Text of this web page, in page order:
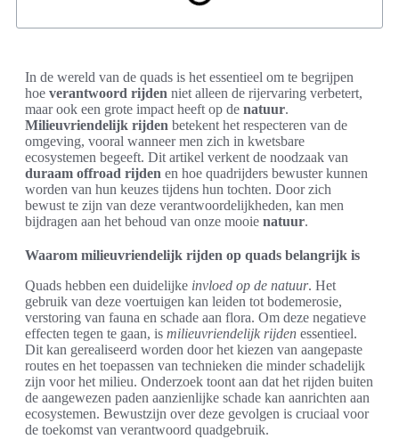
In de wereld van de quads is het essentieel om te begrijpen
hoe verantwoord rijden niet alleen de rijervaring verbetert,
maar ook een grote impact heeft op de natuur.
Milieuvriendelijk rijden betekent het respecteren van de
omgeving, vooral wanneer men zich in kwetsbare
ecosystemen begeeft. Dit artikel verkent de noodzaak van
duraam offroad rijden en hoe quadrijders bewuster kunnen
worden van hun keuzes tijdens hun tochten. Door zich
bewust te zijn van deze verantwoordelijkheden, kan men
bijdragen aan het behoud van onze mooie natuur.
Waarom milieuvriendelijk rijden op quads belangrijk is
Quads hebben een duidelijke invloed op de natuur. Het
gebruik van deze voertuigen kan leiden tot bodemerosie,
verstoring van fauna en schade aan flora. Om deze negatieve
effecten tegen te gaan, is milieuvriendelijk rijden essentieel.
Dit kan gerealiseerd worden door het kiezen van aangepaste
routes en het toepassen van technieken die minder schadelijk
zijn voor het milieu. Onderzoek toont aan dat het rijden buiten
de aangewezen paden aanzienlijke schade kan aanrichten aan
ecosystemen. Bewustzijn over deze gevolgen is cruciaal voor
de toekomst van verantwoord quadgebruik.